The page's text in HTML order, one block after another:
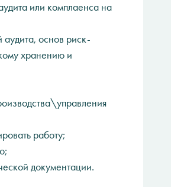
или комплаенса на
основ риск-
хранению и
работу;
документации.